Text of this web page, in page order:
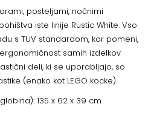
posteljami, nočnimi
iste linije Rustic White. Vso
s TUV standardom, kar pomeni,
samih izdelkov
deli, ki se uporabljajo, so
(enako kot LEGO kocke).
135 x 62 x 39 cm